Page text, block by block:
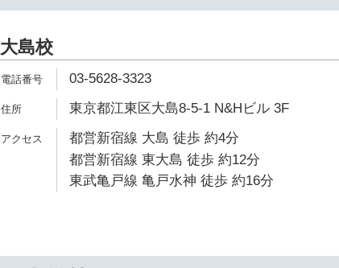
大島校
03-5628-3323
東京都江東区大島8-5-1 N&Hビル 3F
都営新宿線 大島 徒歩 約4分
都営新宿線 東大島 徒歩 約12分
東武亀戸線 亀戸水神 徒歩 約16分